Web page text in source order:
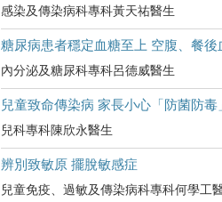
感染及傳染病科專科黃天祐醫生
糖尿病患者穩定血糖至上 空腹、餐後
內分泌及糖尿科專科呂德威醫生
兒童致命傳染病 家長小心「防菌防毒
兒科專科陳欣永醫生
辨別致敏原 擺脫敏感症
兒童免疫、過敏及傳染病科專科何學工